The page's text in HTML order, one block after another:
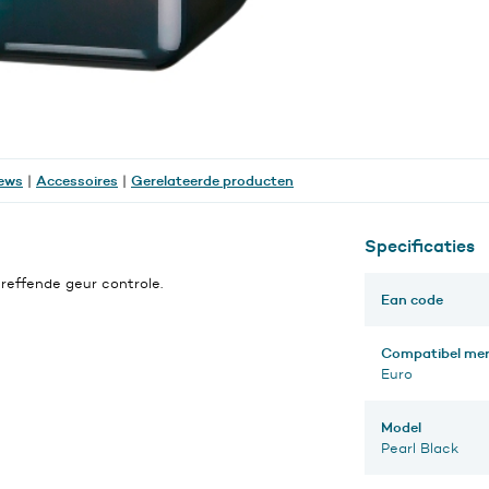
| Accessoires | Gerelateerde producten
geur controle.
Specificaties
Ean code
Compatibel
Euro
Model
Pearl Black